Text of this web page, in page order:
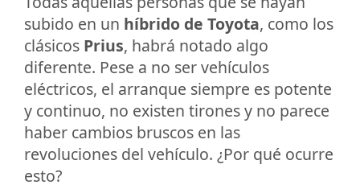
subido en un híbrido de Toyota, como los
clásicos Prius, habrá notado algo
diferente. Pese a no ser vehículos
eléctricos, el arranque siempre es potente
y continuo, no existen tirones y no parece
haber cambios bruscos en las
revoluciones del vehículo. ¿Por qué ocurre
esto?